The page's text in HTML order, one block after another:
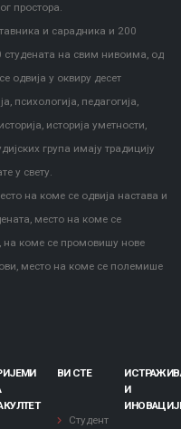
простора.
и сарадника и 200
на свим нивоима, од
одвија у оквиру десет
психологија, педагогија,
историја уметности,
група имају традицију
у свету.
на коме се одвија настава и
место на коме се
на коме се промовишу нове
место на коме се полемише
ВИ СТЕ
Студент
И